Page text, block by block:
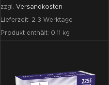
zzgl. Versandkosten
Lieferzeit: 2-3 Werktage
Produkt enthält: 0,11 kg